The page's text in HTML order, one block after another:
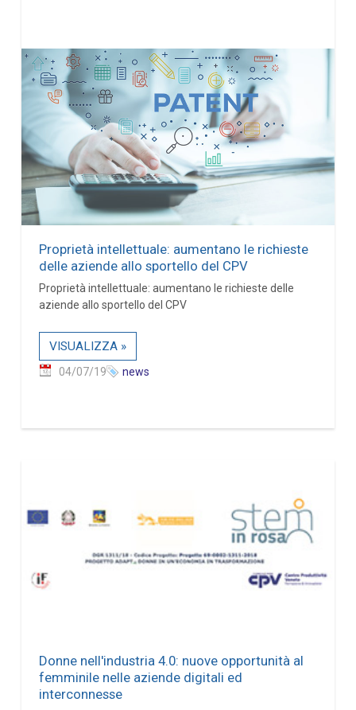
Proprietà intellettuale: aumentano le richieste
delle aziende allo sportello del CPV
Proprietà intellettuale: aumentano le richieste delle
aziende allo sportello del CPV
VISUALIZZA »
04/07/19 news
Donne nell'industria 4.0: nuove opportunità al
femminile nelle aziende digitali ed
interconnesse